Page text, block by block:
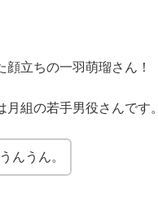
顔立ちの一羽萌瑠さん！
月組の若手男役さんです。
うんうん。